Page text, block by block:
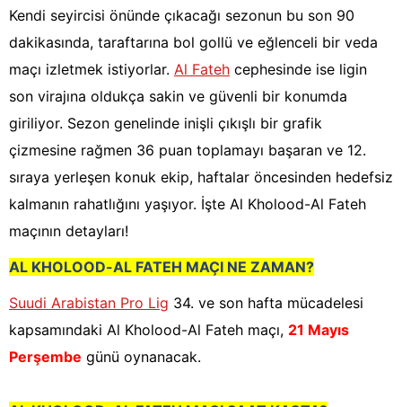
Kendi seyircisi önünde çıkacağı sezonun bu son 90
dakikasında, taraftarına bol gollü ve eğlenceli bir veda
maçı izletmek istiyorlar. Al Fateh cephesinde ise ligin
son virajına oldukça sakin ve güvenli bir konumda
giriliyor. Sezon genelinde inişli çıkışlı bir grafik
çizmesine rağmen 36 puan toplamayı başaran ve 12.
sıraya yerleşen konuk ekip, haftalar öncesinden hedefsiz
kalmanın rahatlığını yaşıyor. İşte Al Kholood-Al Fateh
maçının detayları!
AL KHOLOOD-AL FATEH MAÇI NE ZAMAN?
Suudi Arabistan Pro Lig 34. ve son hafta mücadelesi
kapsamındaki Al Kholood-Al Fateh maçı, 21 Mayıs
Perşembe günü oynanacak.